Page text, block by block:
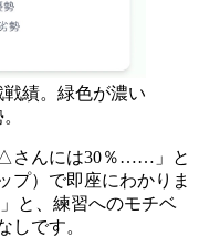
績。緑色が濃い
さんには30％……」と
プ）で即座にわかりま
と、練習へのモチベ
しです。